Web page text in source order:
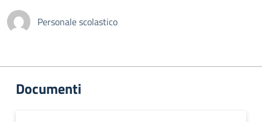
Personale scolastico
Documenti